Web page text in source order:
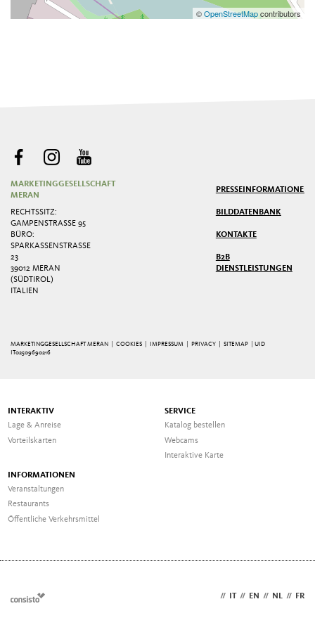
©OpenStreetMapcontributors
MARKETINGGESELLSCHAFT
MERAN
RECHTSSITZ:
GAMPENSTRASSE 95
BÜRO:
SPARKASSENSTRASSE 2
3
39012 MERAN
(SÜDTIROL)
ITALIEN
PRESSEINFORMATIONEN
BILDDATENBANK
KONTAKTE
B2B
DIENSTLEISTUNGEN
MARKETINGGESELLSCHAFT MERAN | COOKIES IMPRESSUM PRIVACY |SITEMAP
| UID
IT02509690216
INTERAKTIV
Lage & Anreise
Vorteilskarten
SERVICE
Katalog bestellen
Webcams
Interaktive Karte
INFORMATIONEN
Veranstaltungen
Restaurants
Öffentliche Verkehrsmittel
// IT // EN // NL // FR